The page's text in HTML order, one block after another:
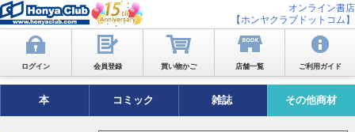
オンライン書店
【ホンヤクラブドットコム】
ログイン 会員登録 買い物かご 店舗一覧 ご利用ガイド
本 コミック 雑誌 その他商材